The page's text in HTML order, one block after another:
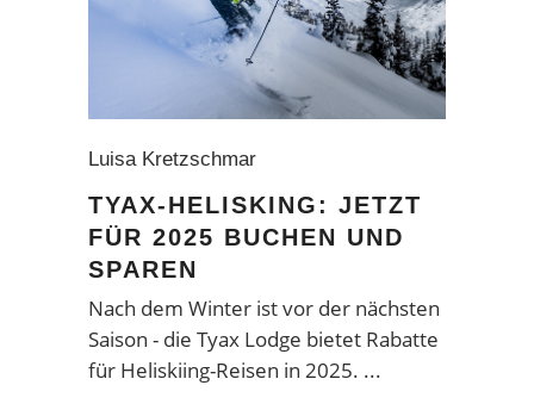
Luisa Kretzschmar
TYAX-HELISKING: JETZT
FÜR 2025 BUCHEN UND
SPAREN
Nach dem Winter ist vor der nächsten
Saison - die Tyax Lodge bietet Rabatte
für Heliskiing-Reisen in 2025.